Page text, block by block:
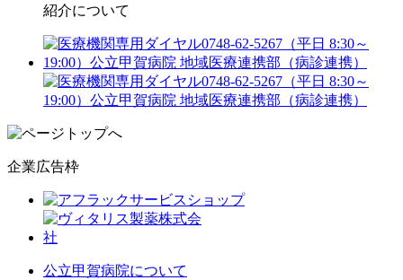
紹介について
企業広告枠
公立甲賀病院について